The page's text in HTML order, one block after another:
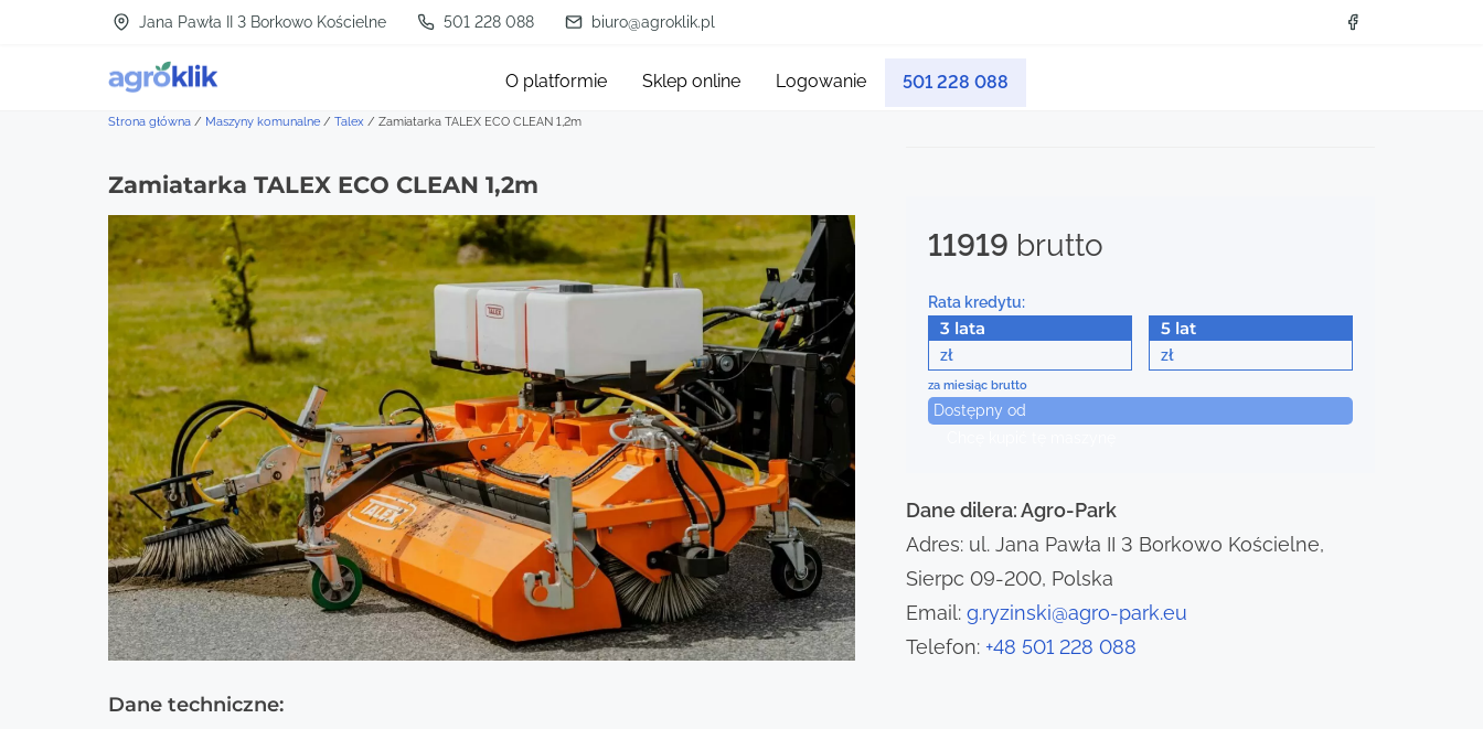
Jana Pawła II 3 Borkowo Kościelne 501 228 088 biuro@agroklik.pl
O platformie Sklep online Logowanie 501 228 088
Strona główna / Maszyny komunalne / Talex / Zamiatarka TALEX ECO CLEAN 1,2m
Zamiatarka TALEX ECO CLEAN 1,2m
Dane techniczne:
11919 brutto
Rata kredytu:
3 lata
zł
5 lat
zł
za miesiąc brutto
Dostępny od
Dane dilera: Agro-Park
Adres: ul. Jana Pawła II 3 Borkowo Kościelne,
Sierpc 09-200, Polska
Email:g.ryzinski@agro-park.eu
Telefon: +48 501 228 088